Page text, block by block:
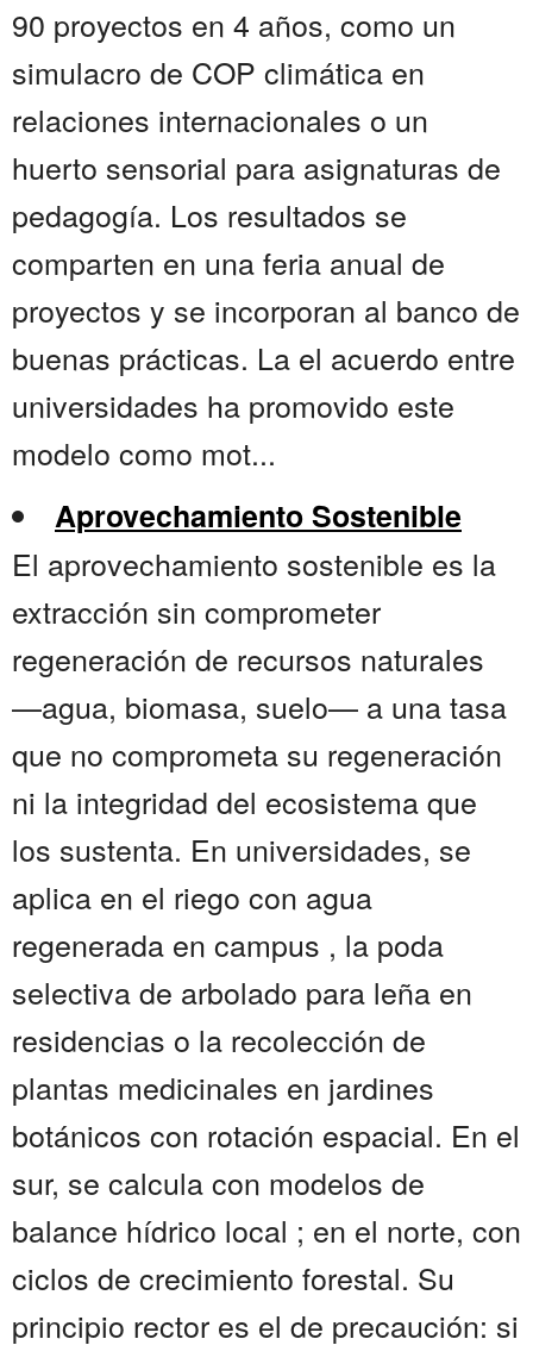
90 proyectos en 4 años, como un
simulacro de COP climática en
relaciones internacionales o un
huerto sensorial para asignaturas de
pedagogía. Los resultados se
comparten en una feria anual de
proyectos y se incorporan al banco de
buenas prácticas. La el acuerdo entre
universidades ha promovido este
modelo como mot...
Aprovechamiento Sostenible
El aprovechamiento sostenible es la
extracción sin comprometer
regeneración de recursos naturales
—agua, biomasa, suelo— a una tasa
que no comprometa su regeneración
ni la integridad del ecosistema que
los sustenta. En universidades, se
aplica en el riego con agua
regenerada en campus , la poda
selectiva de arbolado para leña en
residencias o la recolección de
plantas medicinales en jardines
botánicos con rotación espacial. En el
sur, se calcula con modelos de
balance hídrico local ; en el norte, con
ciclos de crecimiento forestal. Su
principio rector es el de precaución: si